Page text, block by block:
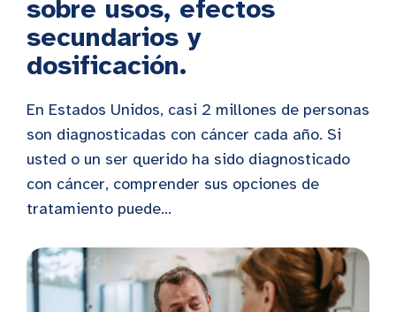
sobre usos, efectos
secundarios y
dosificación.
En Estados Unidos, casi 2 millones de personas
son diagnosticadas con cáncer cada año. Si
usted o un ser querido ha sido diagnosticado
con cáncer, comprender sus opciones de
tratamiento puede...